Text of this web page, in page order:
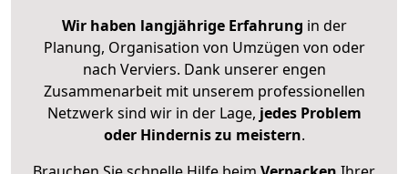
Wir haben langjährige Erfahrung in der
Planung, Organisation von Umzügen von oder
nach Verviers. Dank unserer engen
Zusammenarbeit mit unserem professionellen
Netzwerk sind wir in der Lage, jedes Problem
oder Hindernis zu meistern.